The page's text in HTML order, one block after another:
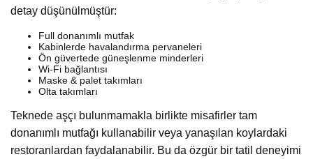
detay düşünülmüştür:
Full donanımlı mutfak
Kabinlerde havalandırma pervaneleri
Ön güvertede güneşlenme minderleri
Wi-Fi bağlantısı
Maske & palet takımları
Olta takımları
Teknede aşçı bulunmamakla birlikte misafirler tam
donanımlı mutfağı kullanabilir veya yanaşılan koylardaki
restoranlardan faydalanabilir. Bu da özgür bir tatil deneyimi